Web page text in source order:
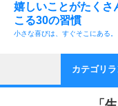
嬉しいことがたくさ
こる30の習慣
小さな喜びは、すぐそこにある。
カテゴリ